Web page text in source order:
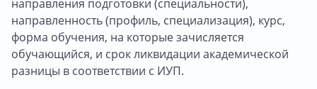
направления подготовки (специальности),
направленность (профиль, специализация), курс,
форма обучения, на которые зачисляется
обучающийся, и срок ликвидации академической
разницы в соответствии с ИУП.